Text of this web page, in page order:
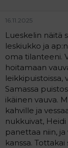
16.11.2025
Lueskelin näitä
leskiukko ja
oma tilanteeni.
hoitamaan
leikkipuistoissa,
Samassa
ikäinen vauva.
kahville ja
nukkuivat, Heidi
panettaa niin,
kanssa.